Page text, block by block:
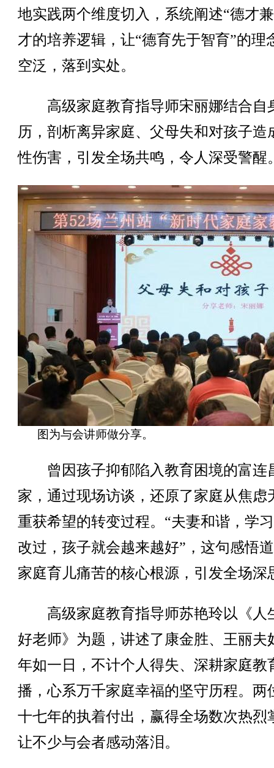
地实践两个维度切入，系统阐述“德才
才的培养逻辑，让“德育先于智育”的理
空泛，落到实处。
高级家庭教育指导师宋丽娜结合自
历，剖析离异家庭、父母失和对孩子造
性伤害，引发全场共鸣，令人深受警醒
图为与会讲师做分享。
曾因孩子抑郁陷入教育困境的富连
家，通过现场访谈，还原了家庭从焦虑
重获希望的转变过程。“夫妻和谐，学
改过，孩子就会越来越好”，这句感悟
家庭育儿痛苦的核心根源，引发全场深
高级家庭教育指导师苏艳玲以《人
好老师》为题，讲述了康金胜、王丽夫
年如一日，不计个人得失、深耕家庭教
播，心系万千家庭幸福的坚守历程。两
十七年的执着付出，赢得全场数次热烈
让不少与会者感动落泪。